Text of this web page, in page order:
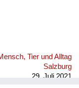
Tier und Alltag
Salzburg
29. Juli 2021